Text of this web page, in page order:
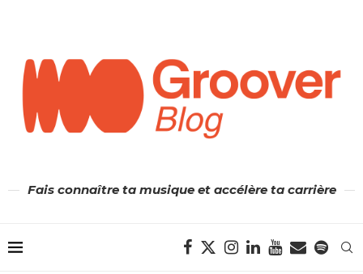
Fais connaître ta musique et accélère ta carrière